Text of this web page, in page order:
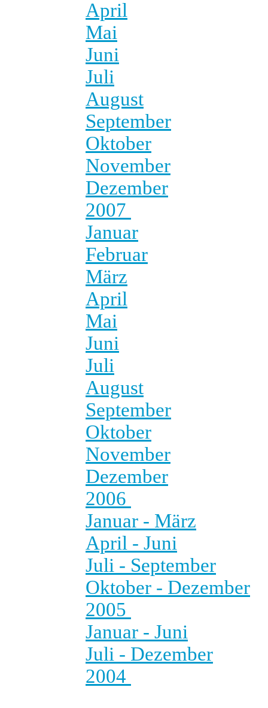
April
Mai
Juni
Juli
August
September
Oktober
November
Dezember
2007
Januar
Februar
März
April
Mai
Juni
Juli
August
September
Oktober
November
Dezember
2006
Januar - März
April - Juni
Juli - September
Oktober - Dezember
2005
Januar - Juni
Juli - Dezember
2004